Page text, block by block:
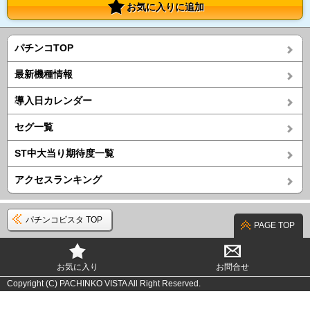
お気に入りに追加
パチンコTOP
最新機種情報
導入日カレンダー
セグ一覧
ST中大当り期待度一覧
アクセスランキング
パチンコビスタ TOP
PAGE TOP
お気に入り
お問合せ
Copyright (C) PACHINKO VISTA All Right Reserved.